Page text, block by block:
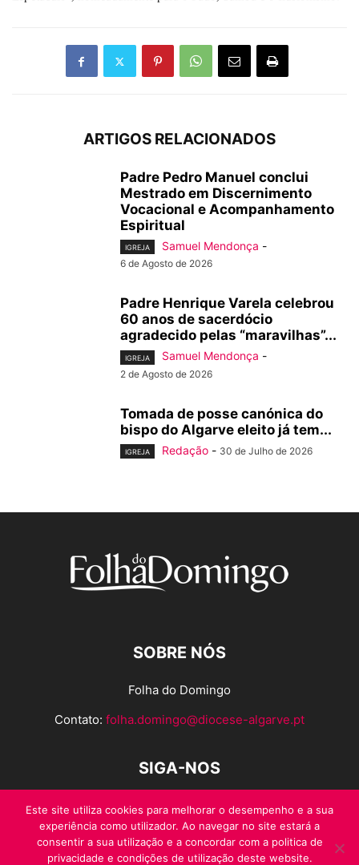
ARTIGOS RELACIONADOS
Padre Pedro Manuel conclui
Mestrado em Discernimento
Vocacional e Acompanhamento
Espiritual
IGREJA Samuel Mendonça -
6 de Agosto de 2026
Padre Henrique Varela celebrou
60 anos de sacerdócio
agradecido pelas “maravilhas”...
IGREJA Samuel Mendonça -
2 de Agosto de 2026
Tomada de posse canónica do
bispo do Algarve eleito já tem...
IGREJA Redação - 30 de Julho de 2026
SOBRE NÓS
Folha do Domingo
Contato: folha.domingo@diocese-algarve.pt
SIGA-NOS
Este site utiliza cookies para melhorar o desempenho e a sua
experiência como utilizador. Ao navegar no site estará a
consentir a sua utilização e a concordar com a politica de
privacidade e condições de utilização deste website.